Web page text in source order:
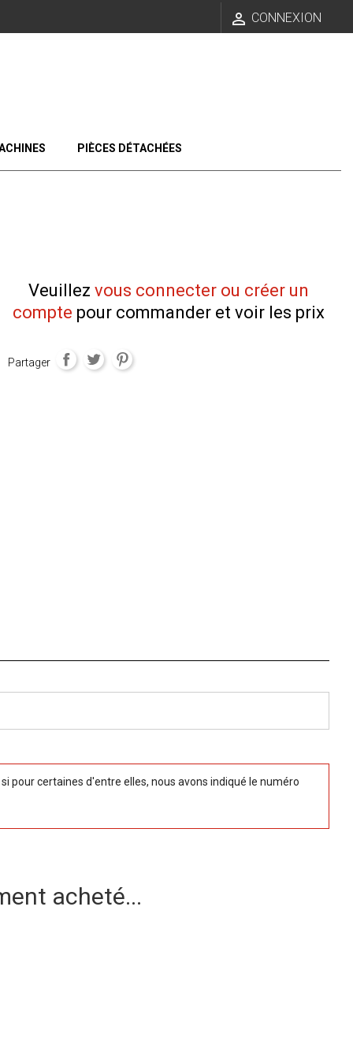
 CONNEXION
PIÈCES DÉTACHÉES
Veuillez vous connecter ou créer un
compte pour commander et voir les prix
Partager
pour certaines d'entre elles, nous avons indiqué le numéro
acheté...